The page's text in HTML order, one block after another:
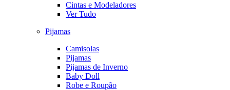
Cintas e Modeladores
Ver Tudo
Pijamas
Camisolas
Pijamas
Pijamas de Inverno
Baby Doll
Robe e Roupão